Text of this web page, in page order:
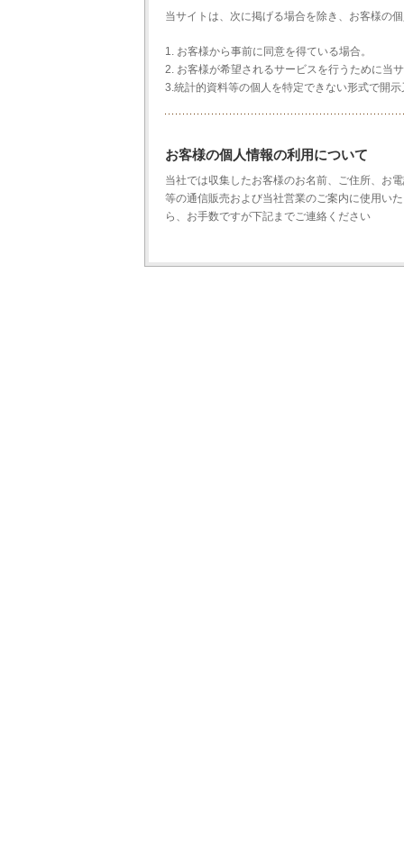
当サイトは、次に掲げる場合を除き、お客様の
1. お客様から事前に同意を得ている場合。
2. お客様が希望されるサービスを行うために当
3.統計的資料等の個人を特定できない形式で開
お客様の個人情報の利用について
当社では収集したお客様のお名前、ご住所、お
等の通信販売および当社営業のご案内に使用い
ら、お手数ですが下記までご連絡ください